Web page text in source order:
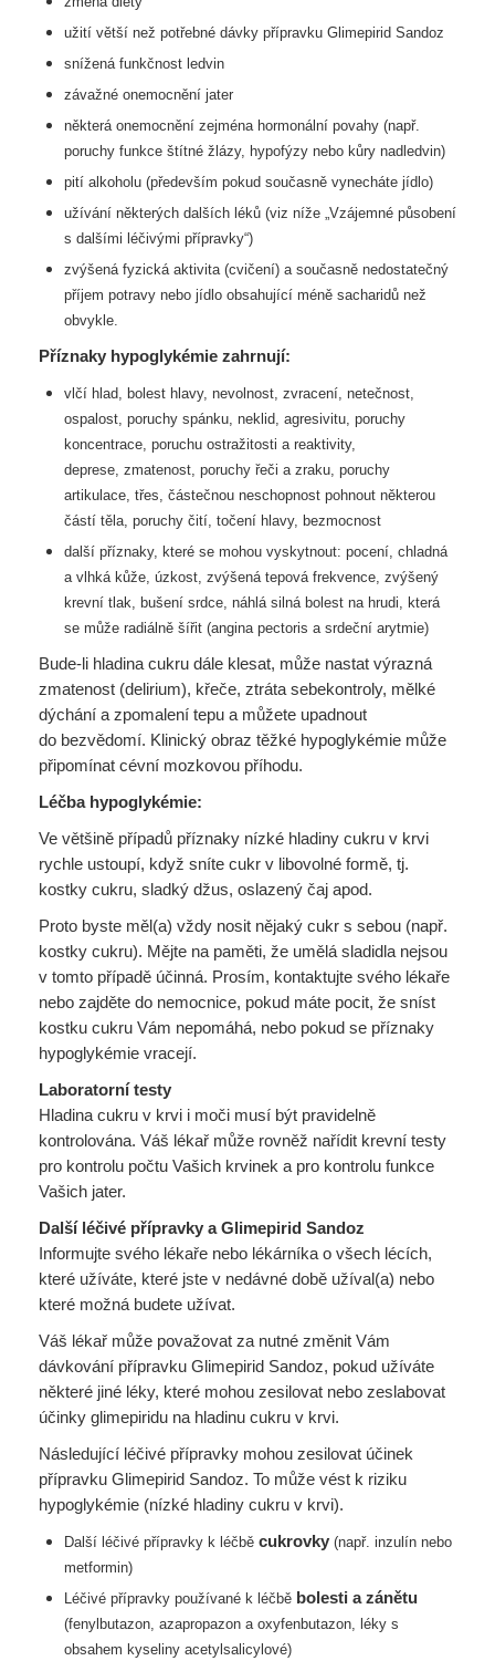
užití větší než potřebné dávky přípravku Glimepirid Sandoz
snížená funkčnost ledvin
závažné onemocnění jater
některá onemocnění zejména hormonální povahy (např.
poruchy funkce štítné žlázy, hypofýzy nebo kůry nadledvin)
pití alkoholu (především pokud současně vynecháte jídlo)
užívání některých dalších léků (viz níže „Vzájemné působení
s dalšími léčivými přípravky“)
zvýšená fyzická aktivita (cvičení) a současně nedostatečný
příjem potravy nebo jídlo obsahující méně sacharidů než
obvykle.
Příznaky hypoglykémie zahrnují:
vlčí hlad, bolest hlavy, nevolnost, zvracení, netečnost,
ospalost, poruchy spánku, neklid, agresivitu, poruchy
koncentrace, poruchu ostražitosti a reaktivity,
deprese, zmatenost, poruchy řeči a zraku, poruchy
artikulace, třes, částečnou neschopnost pohnout některou
částí těla, poruchy čití, točení hlavy, bezmocnost
další příznaky, které se mohou vyskytnout: pocení, chladná
a vlhká kůže, úzkost, zvýšená tepová frekvence, zvýšený
krevní tlak, bušení srdce, náhlá silná bolest na hrudi, která
se může radiálně šířit (angina pectoris a srdeční arytmie)
Bude-li hladina cukru dále klesat, může nastat výrazná
zmatenost (delirium), křeče, ztráta sebekontroly, mělké
dýchání a zpomalení tepu a můžete upadnout
do bezvědomí. Klinický obraz těžké hypoglykémie může
připomínat cévní mozkovou příhodu.
Léčba hypoglykémie:
Ve většině případů příznaky nízké hladiny cukru v krvi
rychle ustoupí, když sníte cukr v libovolné formě, tj.
kostky cukru, sladký džus, oslazený čaj apod.
Proto byste měl(a) vždy nosit nějaký cukr s sebou (např.
kostky cukru). Mějte na paměti, že umělá sladidla nejsou
v tomto případě účinná. Prosím, kontaktujte svého lékaře
nebo zajděte do nemocnice, pokud máte pocit, že sníst
kostku cukru Vám nepomáhá, nebo pokud se příznaky
hypoglykémie vracejí.
Laboratorní testy
Hladina cukru v krvi i moči musí být pravidelně
kontrolována. Váš lékař může rovněž nařídit krevní testy
pro kontrolu počtu Vašich krvinek a pro kontrolu funkce
Vašich jater.
Další léčivé přípravky a Glimepirid Sandoz
Informujte svého lékaře nebo lékárníka o všech lécích,
které užíváte, které jste v nedávné době užíval(a) nebo
které možná budete užívat.
Váš lékař může považovat za nutné změnit Vám
dávkování přípravku Glimepirid Sandoz, pokud užíváte
některé jiné léky, které mohou zesilovat nebo zeslabovat
účinky glimepiridu na hladinu cukru v krvi.
Následující léčivé přípravky mohou zesilovat účinek
přípravku Glimepirid Sandoz. To může vést k riziku
hypoglykémie (nízké hladiny cukru v krvi).
Další léčivé přípravky k léčbě cukrovky(např. inzulín nebo
metformin)
Léčivé přípravky používané k léčbě bolesti a zánětu
(fenylbutazon, azapropazon a oxyfenbutazon, léky s
obsahem kyseliny acetylsalicylové)